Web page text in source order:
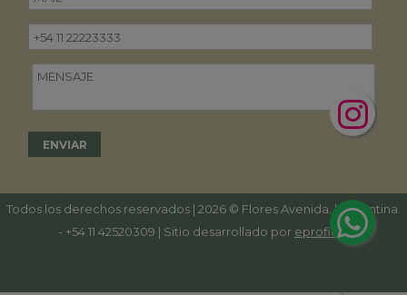
Todos los derechos reservados | 2026 © Flores Avenida. | Argentina.
- +54 11 42520309 | Sitio desarrollado por eproficio